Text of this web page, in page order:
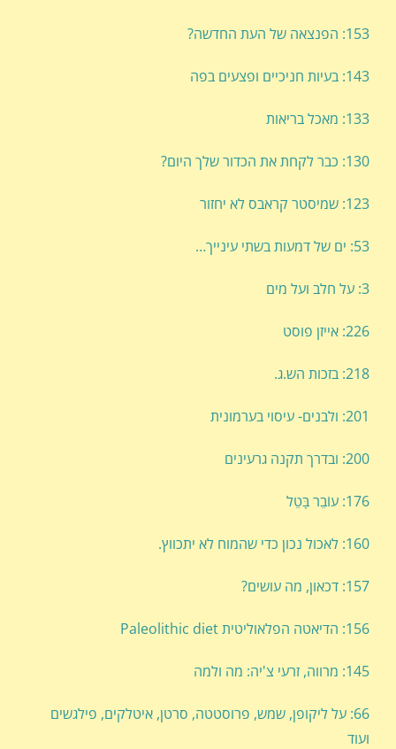
153: הפנצאה של העת החדשה?
143: בעיות חניכיים ופצעים בפה
133: מאכל בריאות
130: כבר לקחת את הכדור שלך היום?
123: שמיסטר קראבס לא יחזור
53: ים של דמעות בשתי עינייך…
3: על חלב ועל מים
226: אייזן פוסט
218: בזכות הש.ג.
201: ולבנים- עיסוי בערמונית
200: ובדרך תקנה גרעינים
176: עוֹבֵר בָּטֵל
160: לאכול נכון כדי שהמוח לא יתכווץ.
157: דכאון, מה עושים?
156: הדיאטה הפלאוליטית Paleolithic diet
145: מרווה, זרעי צ'יה: מה ולמה
66: על ליקופן, שמש, פרוסטטה, סרטן, איטלקים, פילגשים
ועוד